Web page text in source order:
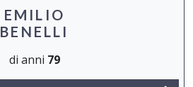
EMILIO
BENELLI
di anni 79